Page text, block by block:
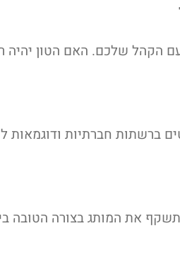
הקהל שלכם. האם הטון יהיה
ברשתות חברתיות ודוגמאות
את המותג בצורה הטובה